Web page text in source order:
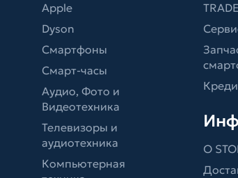
Apple
Dyson
Смартфоны
Смарт-часы
Аудио, Фото и
Видеотехника
Телевизоры и
аудиотехника
Компьютерная
О